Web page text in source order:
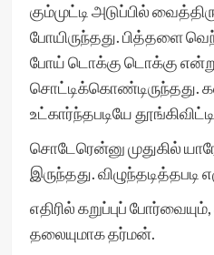
கும்முட்டி அடுப்பில்
போயிருந்தது. பித்தளை
போய் டொக்கு டொக்கு
சொட்டிக்கொண்டிருந்தது.
உட்கார்ந்தபடியே
சொடேரென்னு முதுகில்
இருந்தது. விழுந்தடித்தபடி
எதிரில் கறுப்புப்
தலையுமாக தர்மன்.